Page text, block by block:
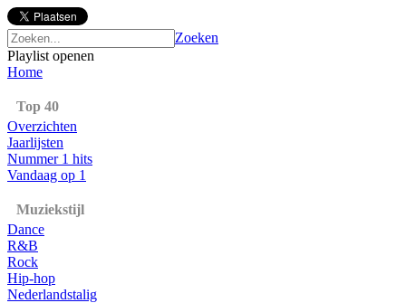
Zoeken
Playlist openen
Home
Top 40
Overzichten
Jaarlijsten
Nummer 1 hits
Vandaag op 1
Muziekstijl
Dance
R&B
Rock
Hip-hop
Nederlandstalig